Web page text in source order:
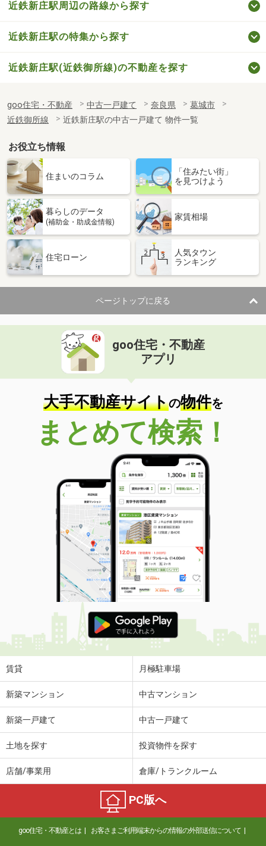
近鉄新庄駅周辺の路線から探す
近鉄新庄駅の特集から探す
近鉄新庄駅(近鉄御所線)の不動産を探す
goo住宅・不動産 中古一戸建て 奈良県
葛城市
近鉄御所線
近鉄新庄駅の中古一戸建て 物件一覧
お役立ち情報
住まいのコラム
「住みたい街」
を見つけよう
暮らしのデータ
(補助金・助成金情報)
家賃相場
住宅ローン
人気タウン
ランキング
ページトップに戻る
goo住宅・不動産
アプリ
大手不動産サイトの物件を
まとめて検索！
賃貸 月極駐車場
新築マンション 中古マンション
新築一戸建て 中古一戸建て
土地を探す 投資物件を探す
店舗/事業用 倉庫/トランクルーム
PC版へ
goo住宅・不動産とは お客さまご利用端末からの情報の外部送信について